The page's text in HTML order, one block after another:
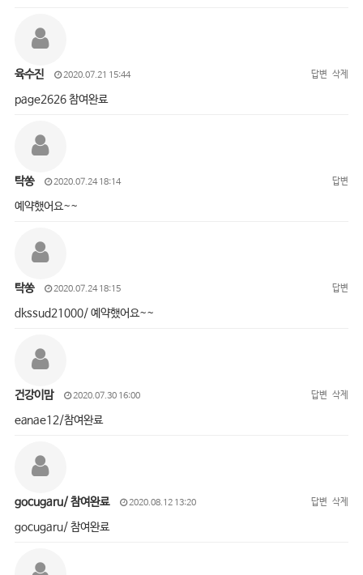
육수진 2020.07.21 15:44 답변 삭제
page2626 참여완료
탁쏭 2020.07.24 18:14 답변
예약했어요~~
탁쏭 2020.07.24 18:15 답변
dkssud21000/ 예약했어요~~
건강이맘 2020.07.30 16:00 답변 삭제
eanae12/참여완료
gocugaru/ 참여완료 2020.08.12 13:20 답변 삭제
gocugaru/ 참여완료